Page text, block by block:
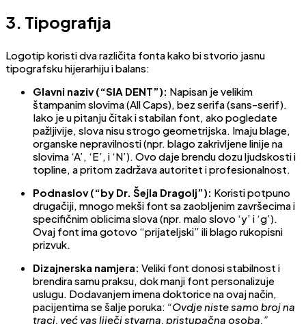
3. Tipografija
Logotip koristi dva različita fonta kako bi stvorio jasnu
tipografsku hijerarhiju i balans:
Glavni naziv (“SIA DENT”): Napisan je velikim
štampanim slovima (All Caps), bez serifa (sans-serif).
Iako je u pitanju čitak i stabilan font, ako pogledate
pažljivije, slova nisu strogo geometrijska. Imaju blage,
organske nepravilnosti (npr. blago zakrivljene linije na
slovima ‘A’, ‘E’, i ‘N’). Ovo daje brendu dozu ljudskosti i
topline, a pritom zadržava autoritet i profesionalnost.
Podnaslov (“by Dr. Šejla Dragolj”): Koristi potpuno
drugačiji, mnogo mekši font sa zaobljenim završecima i
specifičnim oblicima slova (npr. malo slovo ‘y’ i ‘g’).
Ovaj font ima gotovo “prijateljski” ili blago rukopisni
prizvuk.
Dizajnerska namjera: Veliki font donosi stabilnost i
brendira samu praksu, dok manji font personalizuje
uslugu. Dodavanjem imena doktorice na ovaj način,
pacijentima se šalje poruka: “Ovdje niste samo broj na
traci, već vas liječi stvarna, pristupačna osoba.”